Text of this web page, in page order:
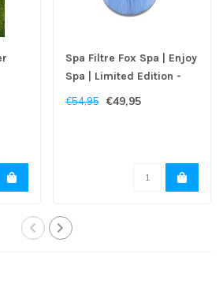
Spa Filtre Fox Spa | Enjoy
Spa | Limited Edition -
Copy
€54,95 €49,95